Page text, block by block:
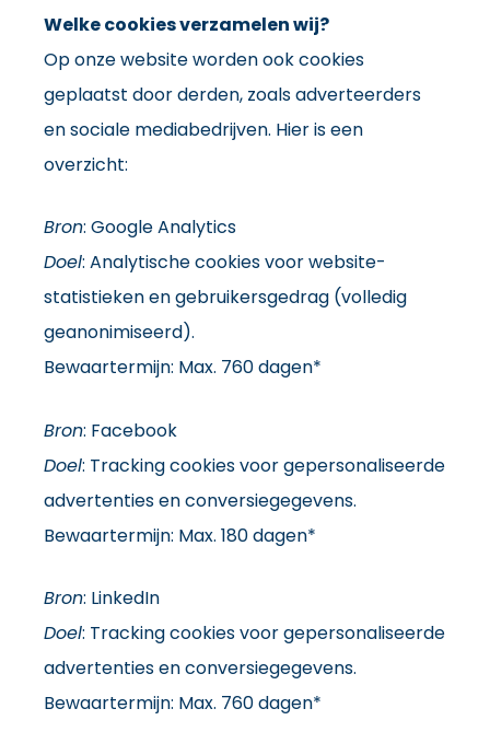
Welke cookies verzamelen wij?
Op onze website worden ook cookies
geplaatst door derden, zoals adverteerders
en sociale mediabedrijven. Hier is een
overzicht:
Bron: Google Analytics
Doel: Analytische cookies voor website-
statistieken en gebruikersgedrag (volledig
geanonimiseerd).
Bewaartermijn: Max. 760 dagen*
Bron: Facebook
Doel: Tracking cookies voor gepersonaliseerde
advertenties en conversiegegevens.
Bewaartermijn: Max. 180 dagen*
Bron: LinkedIn
Doel: Tracking cookies voor gepersonaliseerde
advertenties en conversiegegevens.
Bewaartermijn: Max. 760 dagen*